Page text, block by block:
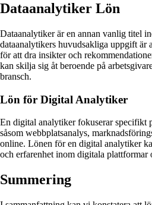
Dataanalytiker Lön
Dataanalytiker är en annan vanlig titel
dataanalytikers huvudsakliga uppgift är
för att dra insikter och
kan skilja sig åt beroende på
bransch.
Lön för Digital Analytiker
En digital analytiker fokuserar specifikt
såsom webbplatsanalys,
online. Lönen för en digital analytiker
och erfarenhet inom digitala plattformar
Summering